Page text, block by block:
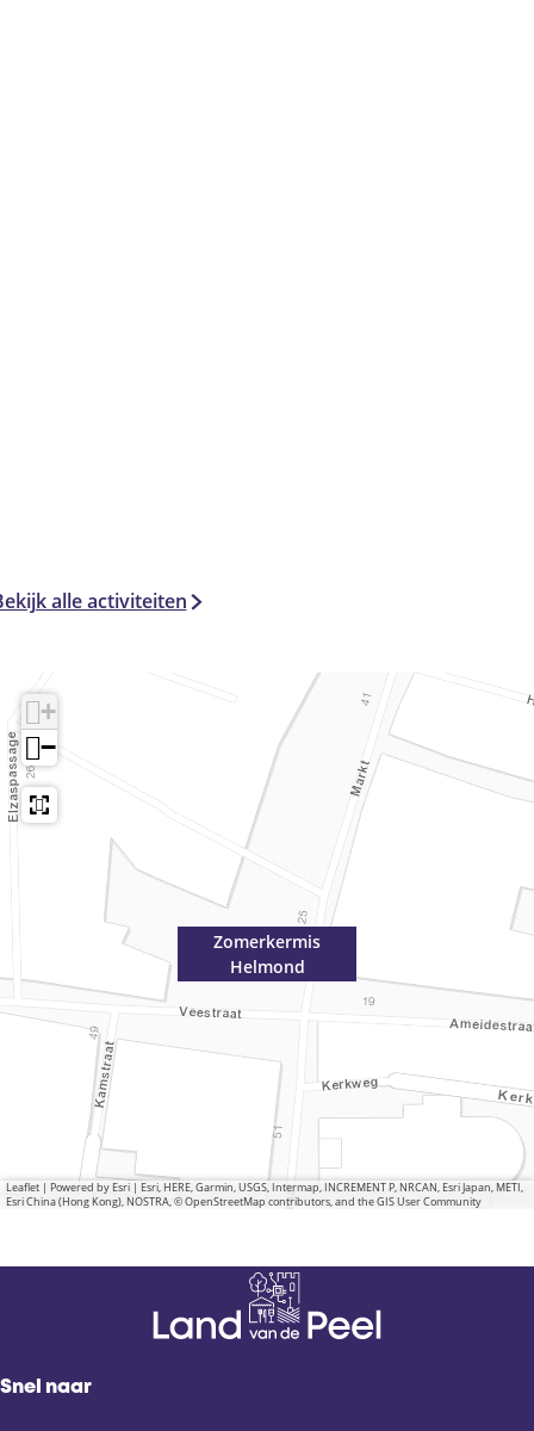
alle activiteiten
Zomerkermis
Helmond
+
−
Leaflet | Powered by Esri | Esri, HERE, Garmin, USGS, Intermap, INCREMENT P, NRCAN, Esri Japan, METI,
Esri China (Hong Kong), NOSTRA, © OpenStreetMap contributors, and the GIS User Community
Snel naar